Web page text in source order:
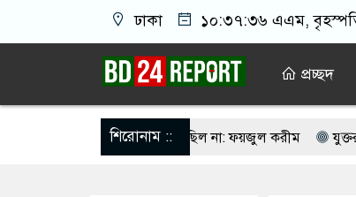
ঢাকা ১০:৩৭:৩৬ এএম,
প্রচ্ছদ
শিরোনাম ::
জুলাই আন্দোলনে ছিল না: ফয়জুল করীম যুক্তরাষ্ট্র নতুন